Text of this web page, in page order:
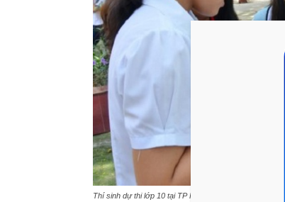
Thí sinh dự thi lớp 10 tại TP HCM. Nguồn: Dantri.com